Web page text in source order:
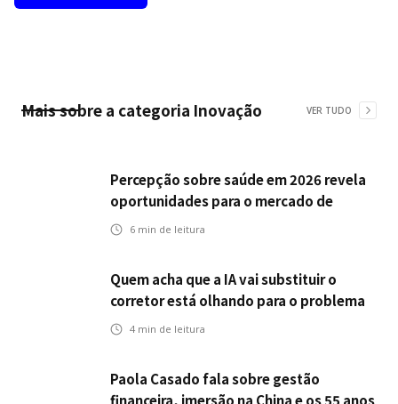
Mais sobre a categoria Inovação VER TUDO
Percepção sobre saúde em 2026 revela
oportunidades para o mercado de
seguros ampliar cobertura e prevenção
6 min de leitura
Quem acha que a IA vai substituir o
corretor está olhando para o problema
errado
4 min de leitura
Paola Casado fala sobre gestão
financeira, imersão na China e os 55 anos